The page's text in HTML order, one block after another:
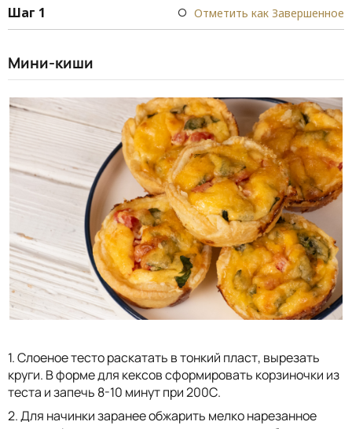
Шаг 1 Отметить как Завершенное
Мини-киши
1. Слоеное тесто раскатать в тонкий пласт, вырезать
круги. В форме для кексов сформировать корзиночки из
теста и запечь 8-10 минут при 200С.
2. Для начинки заранее обжарить мелко нарезанное